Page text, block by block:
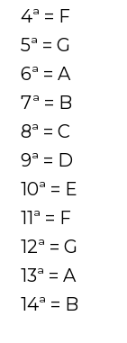
4ª = F
5ª = G
6ª = A
7ª = B
8ª = C
9ª = D
10ª = E
11ª = F
12ª = G
13ª = A
14ª = B